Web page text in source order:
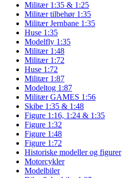
Militær 1:35 & 1:25
Militær tilbehør 1:35
Militær Jernbane 1:35
Huse 1:35
Modelfly 1:35
Militær 1:48
Militær 1:72
Huse 1:72
Militær 1:87
Modeltog 1:87
Militær GAMES 1:56
Skibe 1:35 & 1:48
Figure 1:16, 1:24 & 1:35
Figure 1:32
Figure 1:48
Figure 1:72
Historiske modeller og figurer
Motorcykler
Modelbiler